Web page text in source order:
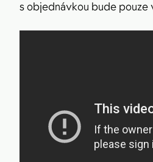
s objednávkou bude pouze